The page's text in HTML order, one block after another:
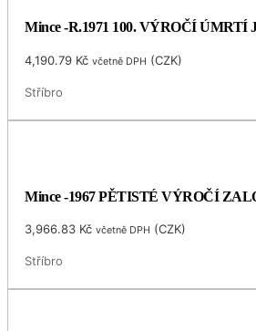
Mince -R.1971 100. VÝROČÍ ÚMRTÍ
4,190.79 Kč včetně DPH (CZK)
Stříbro
Mince -1967 PĚTISTÉ VÝROČÍ
3,966.83 Kč včetně DPH (CZK)
Stříbro